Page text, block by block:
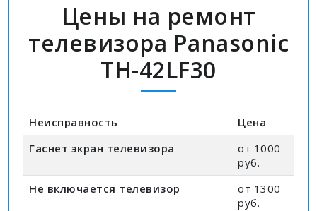
Цены на ремонт
телевизора Panasonic
TH-42LF30
Неисправность
Цена
Гаснет экран телевизора
от 1000
руб.
Не включается телевизор
от 1300
руб.